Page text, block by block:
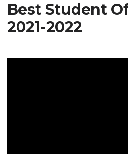
Best Student
2021-2022